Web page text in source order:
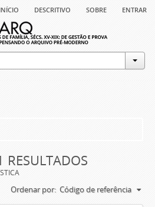
início descritivo sobre entrar
RESULTADOS
Ordenar por: Código de referência